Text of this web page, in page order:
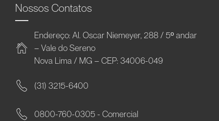
Nossos Contatos
Endereço: Al. Oscar Niemeyer, 288 / 5º andar
– Vale do Sereno
Nova Lima / MG – CEP: 34006-049
(31) 3215-6400
0800-760-0305 - Comercial